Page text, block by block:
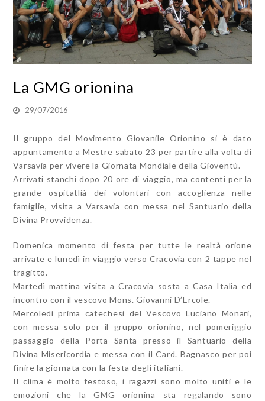
La GMG orionina
29/07/2016
Il gruppo del Movimento Giovanile Orionino si è dato
appuntamento a Mestre sabato 23 per partire alla volta di
Varsavia per vivere la Giornata Mondiale della Gioventù.
Arrivati stanchi dopo 20 ore di viaggio, ma contenti per la
grande ospitatlià dei volontari con accoglienza nelle
famiglie, visita a Varsavia con messa nel Santuario della
Divina Provvidenza.
Domenica momento di festa per tutte le realtà orione
arrivate e lunedì in viaggio verso Cracovia con 2 tappe nel
tragitto.
Martedì mattina visita a Cracovia sosta a Casa Italia ed
incontro con il vescovo Mons. Giovanni D’Ercole.
Mercoledì prima catechesi del Vescovo Luciano Monari,
con messa solo per il gruppo orionino, nel pomeriggio
passaggio della Porta Santa presso il Santuario della
Divina Misericordia e messa con il Card. Bagnasco per poi
finire la giornata con la festa degli italiani.
Il clima è molto festoso, i ragazzi sono molto uniti e le
emozioni che la GMG orionina sta regalando sono